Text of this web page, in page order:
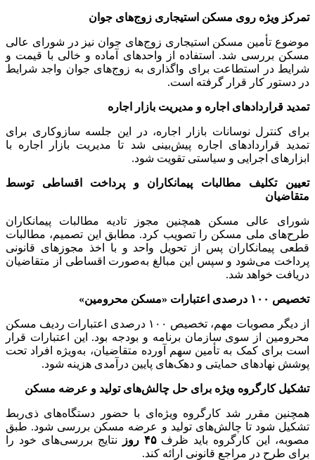
تمرکز ویژه روی مسکن استیجاری زوج‌های جوان
موضوع تأمین مسکن استیجاری زوج‌های جوان نیز در شورای عالی
مسکن بررسی شد. استفاده از واحدهای آماده و خالی با قیمت و
شرایط در استطاعت برای واگذاری به زوج‌های جوان واجد شرایط
در دستور کار قرار گرفته است.
تمدید قراردادهای اجاره و مدیریت بازار اجاره
برای کنترل نوسانات بازار اجاره، در این جلسه سازوکاری برای
تمدید قراردادهای اجاره پیش‌بینی شد تا مدیریت بازار اجاره با
ابزارهای اجرایی و سیاستی تقویت شود.
تعیین تکلیف مطالبات پیمانکاران و پرداخت اقساطی توسط
متقاضیان
شورای عالی مسکن همچنین مجوز تادیه مطالبات پیمانکاران
طرح‌های ملی مسکن را تصویب کرد. مطابق این تصمیم، مطالبات
قطعی پیمانکاران پس از تحویل واحد و با اخذ مجوزهای قانونی
پرداخت می‌شود و سپس این مبالغ به‌صورت اقساطی از متقاضیان
دریافت خواهد شد.
تخصیص ۱۰۰ درصدی اعتبارات «مسکن محرومین»
از دیگر مصوبات مهم، تخصیص ۱۰۰ درصدی اعتبارات ردیف مسکن
محرومین از سوی سازمان برنامه و بودجه بود. این اعتبارات قرار
است برای کمک به تأمین سهم آورده متقاضیان، به‌ویژه افراد تحت
پوشش نهادهای حمایتی و دهک‌های پایین درآمدی هزینه شود.
تشکیل کارگروه ویژه برای حل چالش‌های تولید و عرضه مسکن
همچنین مقرر شد کارگروه ویژه‌ای با حضور دستگاه‌های ذی‌ربط
تشکیل شود تا چالش‌های تولید و عرضه مسکن بررسی شود. طبق
مصوبه، این کارگروه باید ظرف۴۵ روز
نتایج بررسی‌های خود را
برای طرح در مراجع قانونی ارائه کند.